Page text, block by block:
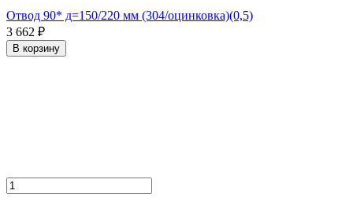
Отвод 90* д=150/220 мм (304/оцинковка)(0,5)
3 662 ₽
В корзину